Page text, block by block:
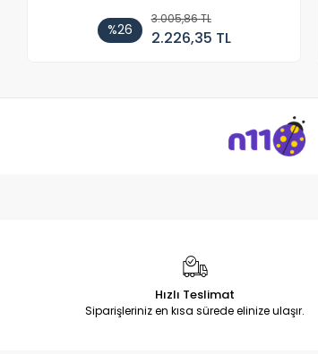
%26
3.005,86 TL
2.226,35 TL
Hızlı Teslimat
Siparişleriniz en kısa sürede elinize ulaşır.